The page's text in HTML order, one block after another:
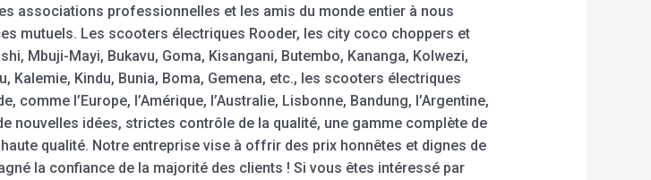
associations professionnelles et les amis du monde entier à nous
mutuels. Les scooters électriques Rooder, les city coco choppers et
Mbuji-Mayi, Bukavu, Goma, Kisangani, Butembo, Kananga, Kolwezi,
Kalemie, Kindu, Bunia, Boma, Gemena, etc., les scooters électriques
l’Europe, l’Amérique, l’Australie, Lisbonne, Bandung, l’Argentine,
nouvelles idées, strictes contrôle de la qualité, une gamme complète de
qualité. Notre entreprise vise à offrir des prix honnêtes et dignes de
la confiance de la majorité des clients ! Si vous êtes intéressé par